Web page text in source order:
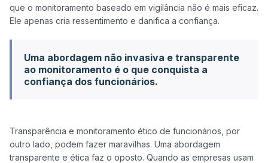
que o monitoramento baseado em vigilância não é mais eficaz.
Uma abordagem não invasiva e transparente
ao monitoramento é o que conquista a
confiança dos funcionários.
Transparência e monitoramento ético de funcionários, por
outro lado, podem fazer maravilhas. Uma abordagem